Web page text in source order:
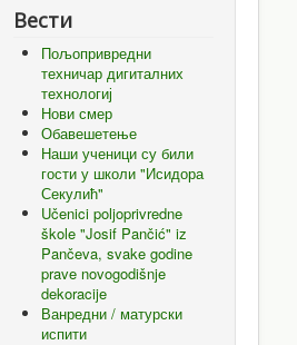
Вести
Пољопривредни
техничар дигиталних
технологиј
Нови смер
Обавешетење
Наши ученици су били
гости у школи "Исидора
Секулић"
Učenici poljoprivredne
škole "Josif Pančić" iz
Pančeva, svake godine
prave novogodišnje
dekoracije
Ванредни / матурски
испити